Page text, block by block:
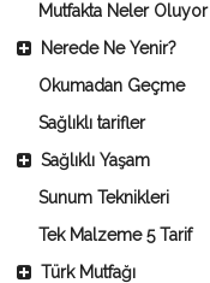
Mutfakta Neler Oluyor
Nerede Ne Yenir?
Okumadan Geçme
Sağlıklı tarifler
Sağlıklı Yaşam
Sunum Teknikleri
Tek Malzeme 5 Tarif
Türk Mutfağı